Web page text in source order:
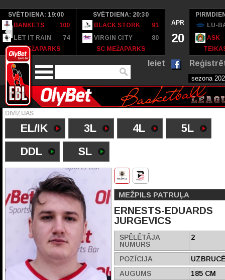
SVĒTDIENA: 19:00
BANKETS
100
LET IT RAIN
74
SC MEŽAPARKS
SVĒTDIENA: 20:30
BLACK STORK
91
VIRGIN CITY
80
SC MEŽAPARKS
APR
20
LU-
ASK
Ieiet
DIVĪZIJAS
EL/IK 3L 4L
5L
DDL
SL
MEŽPILS PATRUĻA
ERNESTS-EDUARDS
JURGEVICS
SPĒLĒTĀJA
NUMURS
2
POZĪCIJA
AUGUMS
185 CM